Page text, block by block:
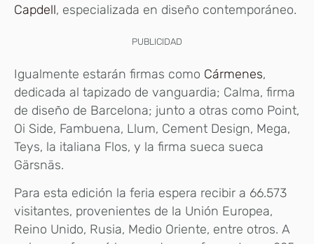
Capdell, especializada en diseño contemporáneo.
PUBLICIDAD
Igualmente estarán firmas como Cármenes,
dedicada al tapizado de vanguardia; Calma, firma
de diseño de Barcelona; junto a otras como Point,
Oi Side, Fambuena, Llum, Cement Design, Mega,
Teys, la italiana Flos, y la firma sueca sueca
Gärsnäs.
Para esta edición la feria espera recibir a 66.573
visitantes, provenientes de la Unión Europea,
Reino Unido, Rusia, Medio Oriente, entre otros. A